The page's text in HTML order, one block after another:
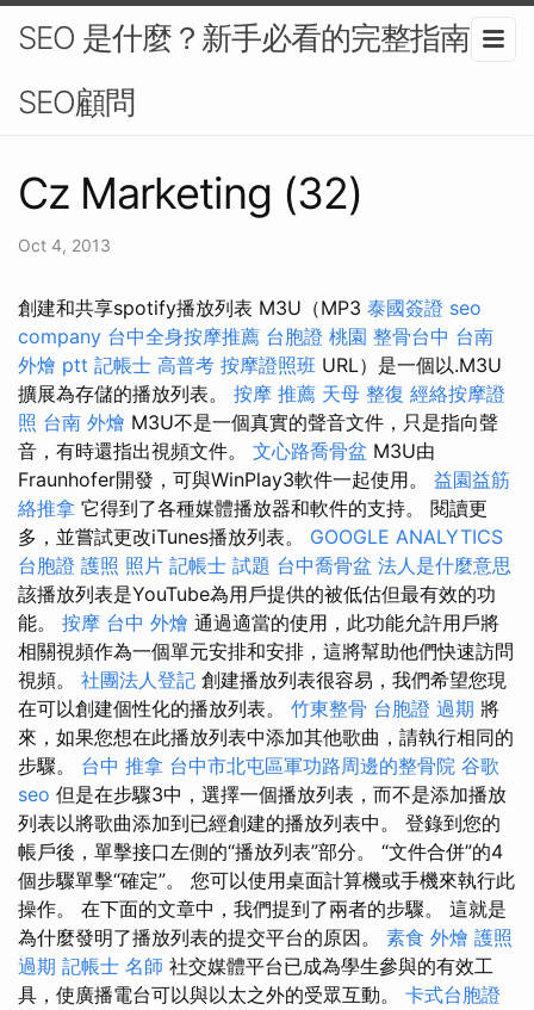
SEO 是什麼？新手必看的完整指南-
SEO顧問
Cz Marketing (32)
Oct 4, 2013
創建和共享spotify播放列表 M3U（MP3 泰國簽證 seo
company 台中全身按摩推薦 台胞證 桃園 整骨台中 台南
外燴 ptt 記帳士 高普考 按摩證照班 URL）是一個以.M3U
擴展為存儲的播放列表。 按摩 推薦 天母 整復 經絡按摩證
照 台南 外燴 M3U不是一個真實的聲音文件，只是指向聲
音，有時還指出視頻文件。 文心路喬骨盆 M3U由
Fraunhofer開發，可與WinPlay3軟件一起使用。 益園益筋
絡推拿 它得到了各種媒體播放器和軟件的支持。 閱讀更
多，並嘗試更改iTunes播放列表。 GOOGLE ANALYTICS
台胞證 護照 照片 記帳士 試題 台中喬骨盆 法人是什麼意思
該播放列表是YouTube為用戶提供的被低估但最有效的功
能。 按摩 台中 外燴 通過適當的使用，此功能允許用戶將
相關視頻作為一個單元安排和安排，這將幫助他們快速訪問
視頻。 社團法人登記 創建播放列表很容易，我們希望您現
在可以創建個性化的播放列表。 竹東整骨 台胞證 過期 將
來，如果您想在此播放列表中添加其他歌曲，請執行相同的
步驟。 台中 推拿 台中市北屯區軍功路周邊的整骨院 谷歌
seo 但是在步驟3中，選擇一個播放列表，而不是添加播放
列表以將歌曲添加到已經創建的播放列表中。 登錄到您的
帳戶後，單擊接口左側的“播放列表”部分。 “文件合併”的4
個步驟單擊“確定”。 您可以使用桌面計算機或手機來執行此
操作。 在下面的文章中，我們提到了兩者的步驟。 這就是
為什麼發明了播放列表的提交平台的原因。 素食 外燴 護照
過期 記帳士 名師 社交媒體平台已成為學生參與的有效工
具，使廣播電台可以與以太之外的受眾互動。 卡式台胞證